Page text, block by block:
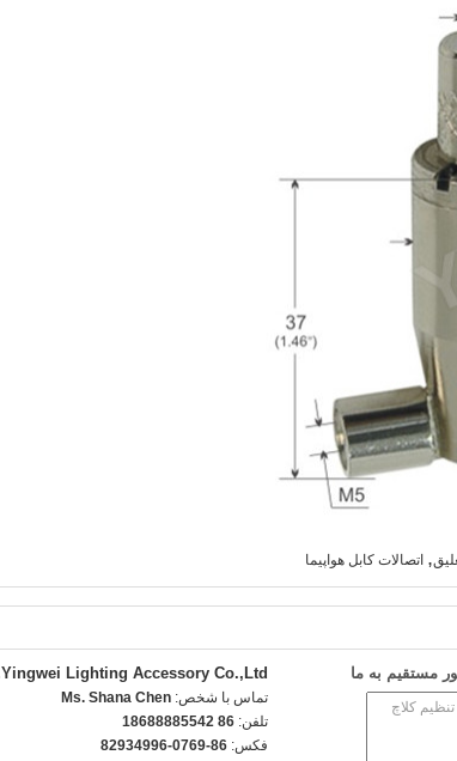
, اتصالات کابل هواپیما
Yingwei Lighting Accessory Co.,Ltd.
تماس با شخص: Ms. Shana Chen
تلفن: 86 18688885542
فکس: 86-0769-82934996
مستقیم به ما